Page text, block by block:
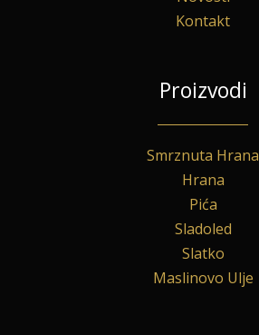
Kontakt
Proizvodi
Smrznuta Hrana
Hrana
Pića
Sladoled
Slatko
Maslinovo Ulje